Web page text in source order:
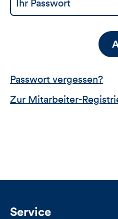
Passwort vergessen?
Zur Mitarbeiter-
Service